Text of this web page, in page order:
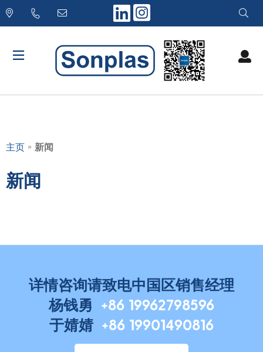
to
主页 » 新闻
新闻
详情咨询请致电中国区销售经理
杨钱勇 +86 19962798596
于婧婧 +86 19901490816